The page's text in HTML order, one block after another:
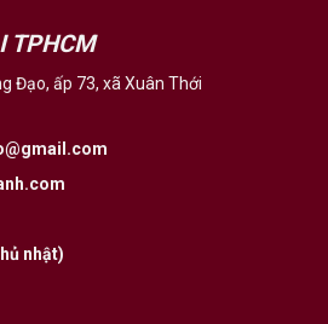
TPHCM
Đạo, ấp 73, xã Xuân Thới
nhật)